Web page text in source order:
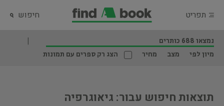
תפריט חיפוש
נמצאו 688 כותרים
מיון לפי
מצב מחיר הצג רק ספרים עם תמונות
תוצאות חיפוש עבור: גיאוגרפיה